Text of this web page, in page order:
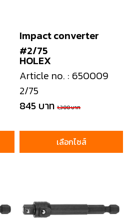
HOLEX
Impact converter
#2/75
Article no. : 650009
2/75
845 บาท 1,300 บาท
เลือกไซส์